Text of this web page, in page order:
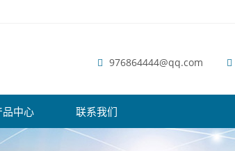
976864444@qq.com
品中心 联系我们